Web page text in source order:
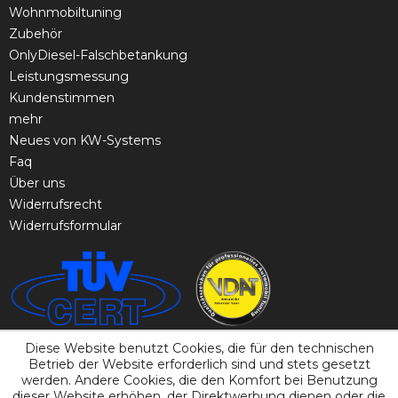
Wohnmobiltuning
Zubehör
OnlyDiesel-Falschbetankung
Leistungsmessung
Kundenstimmen
mehr
Neues von KW-Systems
Faq
Über uns
Widerrufsrecht
Widerrufsformular
Diese Website benutzt Cookies, die für den technischen
Betrieb der Website erforderlich sind und stets gesetzt
werden. Andere Cookies, die den Komfort bei Benutzung